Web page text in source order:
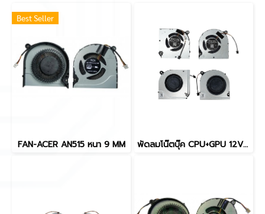
Best Seller
FAN-ACER AN515 หนา 9 MM พัดลมโน๊ตบุ๊ค CPU+GPU 12V 4PIN สำหรับ Acer Nitro V15 ANV15-51 N23Q22 และรุ่นที่ใช้ร่วมกันได้ อะไหล่ OEM คุณภาพสูง